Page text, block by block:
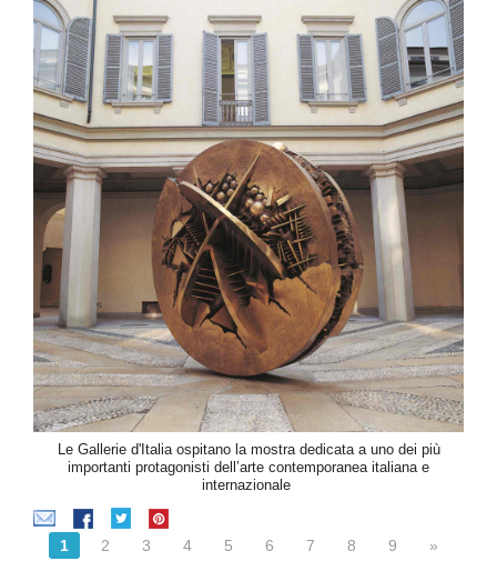
Le Gallerie d'Italia ospitano la mostra dedicata a uno dei più
importanti protagonisti dell’arte contemporanea italiana e
internazionale
1 2 3 4 5 6 7 8 9 »